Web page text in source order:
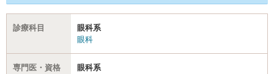
診療科目
眼科系
眼科
専門医・資格
眼科系